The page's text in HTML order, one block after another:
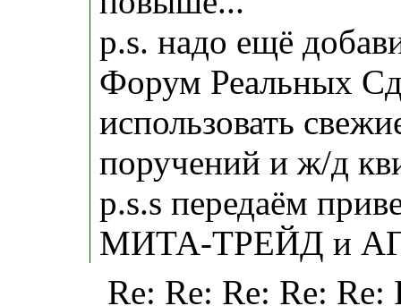
p.s. надо ещё
Форум Реальных
использовать
поручений и ж/д
p.s.s передаём
МИТА-ТРЕЙД и
Re: Re: Re: Re: